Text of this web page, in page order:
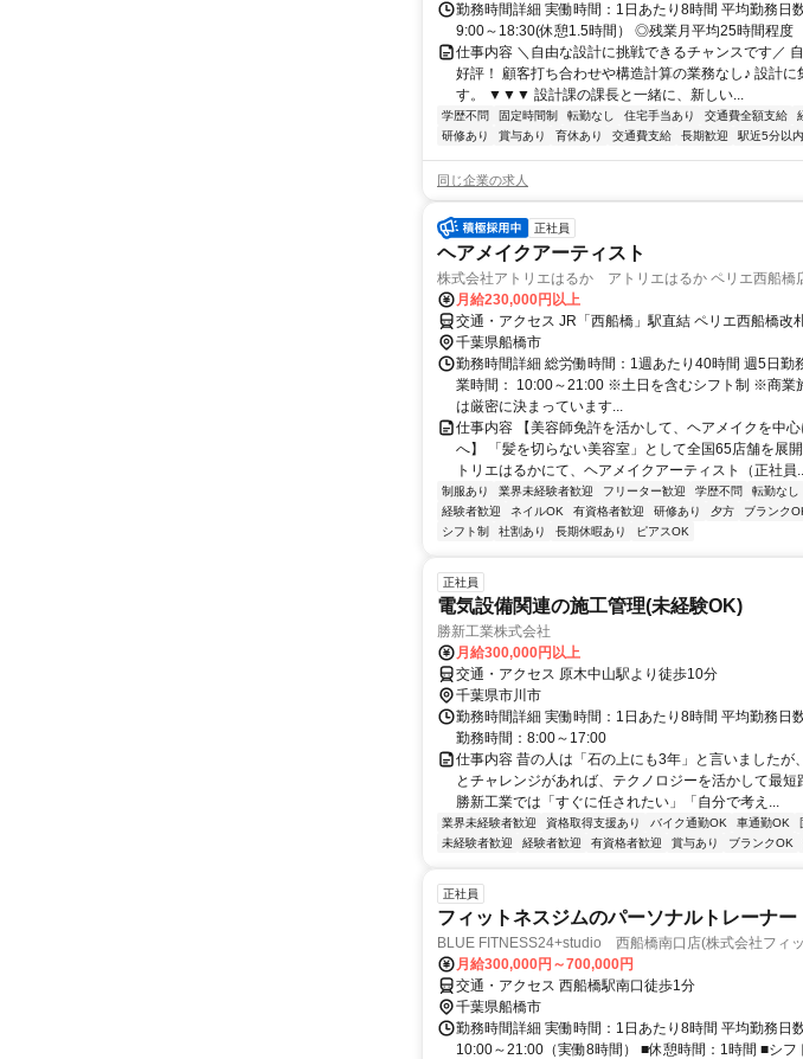
勤務時間詳細 実働時間：1日あたり8時間 平均勤務日
9:00～18:30(休憩1.5時間） ◎残業月平均25時間程度
仕事内容 ＼自由な設計に挑戦できるチャンスです／
好評！ 顧客打ち合わせや構造計算の業務なし♪ 設計に
す。 ▼▼▼ 設計課の課長と一緒に、新しい...
学歴不問 固定時間制 転勤なし 住宅手当あり 交通費全額支給
研修あり
賞与あり 育休あり 交通費支給 長期歓迎 駅近5分以内
同じ企業の求人
正社員
ヘアメイクアーティスト
株式会社アトリエはるか アトリエはるか ペリエ西船橋
月給230,000円以上
交通・アクセス JR「西船橋」駅直結 ペリエ西船橋改
千葉県船橋市
勤務時間詳細 総労働時間：1週あたり40時間 週5日勤
業時間： 10:00～21:00 ※土日を含むシフト制 ※商業
は厳密に決まっています...
仕事内容 【美容師免許を活かして、ヘアメイクを中
へ】 「髪を切らない美容室」として全国65店舗を展
トリエはるかにて、ヘアメイクアーティスト（正社員
制服あり 業界未経験者歓迎 フリーター歓迎 学歴不問 転勤なし
経験者歓迎
ネイルOK 有資格者歓迎 研修あり 夕方 ブランク
シフト制
社割あり 長期休暇あり ピアスOK
正社員
電気設備関連の施工管理(未経験OK)
勝新工業株式会社
月給300,000円以上
交通・アクセス 原木中山駅より徒歩10分
千葉県市川市
勤務時間詳細 実働時間：1日あたり8時間 平均勤務日
勤務時間：8:00～17:00
仕事内容 昔の人は「石の上にも3年」と言いましたが
とチャレンジがあれば、テクノロジーを活かして最短
勝新工業では「すぐに任されたい」「自分で考え...
業界未経験者歓迎 資格取得支援あり バイク通勤OK 車通勤OK
未経験者歓迎
経験者歓迎 有資格者歓迎 賞与あり ブランクOK
正社員
フィットネスジムのパーソナルトレーナー
BLUE FITNESS24+studio 西船橋南口店(株式会社フィ
月給300,000円～700,000円
交通・アクセス 西船橋駅南口徒歩1分
千葉県船橋市
勤務時間詳細 実働時間：1日あたり8時間 平均勤務日
10:00～21:00（実働8時間） ■休憩時間：1時間 ■シフ